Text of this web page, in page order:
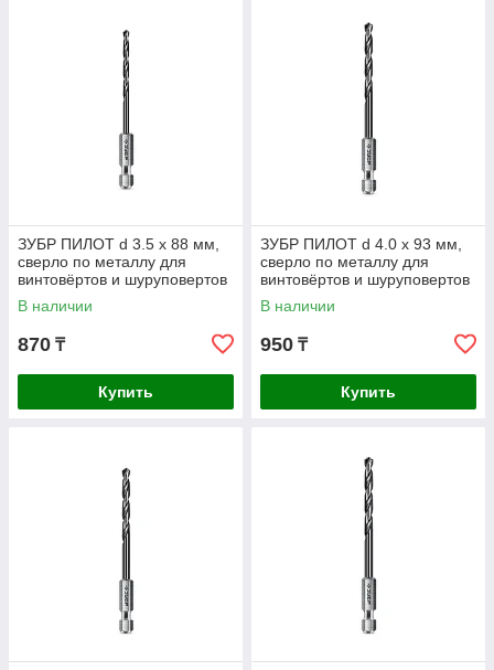
ЗУБР ПИЛОТ d 3.5 х 88 мм,
сверло по металлу для
винтовёртов и шуруповертов
IMPACT READY
Профессионал
В наличии
870 ₸
Купить
ЗУБР ПИЛОТ d 4.0 х 93 мм,
сверло по металлу для
винтовёртов и шуруповертов
IMPACT READY
Профессионал (29629-4
В наличии
950 ₸
Купить